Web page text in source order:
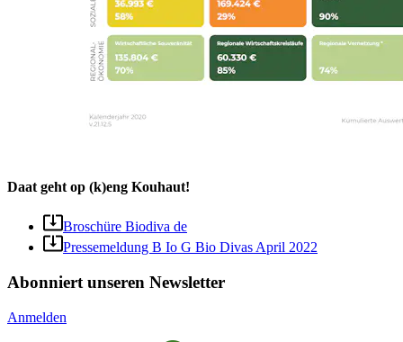
Daat geht op (k)eng Kouhaut!
Broschüre Biodiva de
Pressemeldung B Io G Bio Divas April 2022
Abonniert unseren Newsletter
Anmelden